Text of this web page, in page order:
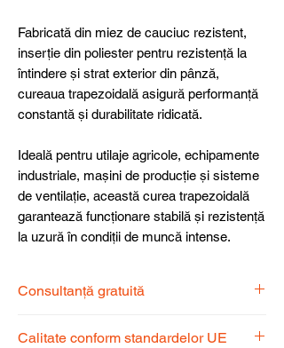
Fabricată din miez de cauciuc rezistent,
inserție din poliester pentru rezistență la
întindere și strat exterior din pânză,
cureaua trapezoidală asigură performanță
constantă și durabilitate ridicată.
Ideală pentru utilaje agricole, echipamente
industriale, mașini de producție și sisteme
de ventilație, această curea trapezoidală
garantează funcționare stabilă și rezistență
la uzură în condiții de muncă intense.
Consultanță gratuită
Calitate conform standardelor UE